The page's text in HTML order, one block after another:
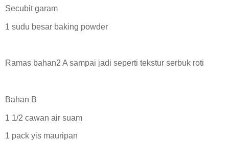
Secubit garam
1 sudu besar baking powder
Ramas bahan2 A sampai jadi seperti tekstur serbuk roti
Bahan B
1 1/2 cawan air suam
1 pack yis mauripan